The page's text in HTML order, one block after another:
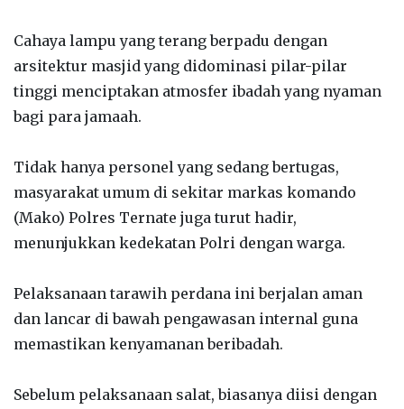
‎Cahaya lampu yang terang berpadu dengan
arsitektur masjid yang didominasi pilar-pilar
tinggi menciptakan atmosfer ibadah yang nyaman
bagi para jamaah.
‎Tidak hanya personel yang sedang bertugas,
masyarakat umum di sekitar markas komando
(Mako) Polres Ternate juga turut hadir,
menunjukkan kedekatan Polri dengan warga.
‎Pelaksanaan tarawih perdana ini berjalan aman
dan lancar di bawah pengawasan internal guna
memastikan kenyamanan beribadah.
‎Sebelum pelaksanaan salat, biasanya diisi dengan